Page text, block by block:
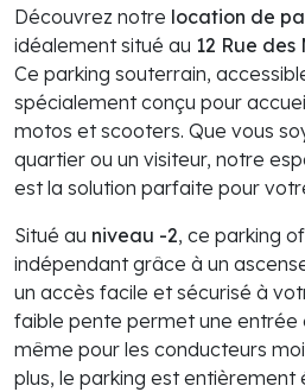
Découvrez notre location de
idéalement situé au 12 Rue des
Ce parking souterrain,
spécialement conçu pour
motos et scooters. Que vous
quartier ou un visiteur, notre
est la solution parfaite pour
Situé au niveau -2, ce parking
indépendant grâce à un
un accès facile et sécurisé à
faible pente permet une entrée
même pour les conducteurs
plus, le parking est entièrement